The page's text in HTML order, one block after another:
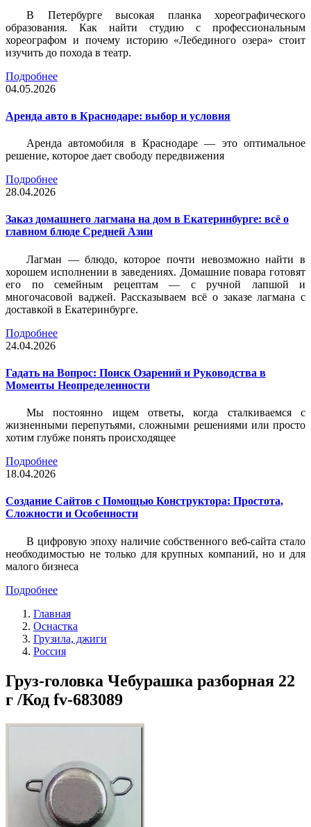
В Петербурге высокая планка хореографического
образования. Как найти студию с профессиональным
хореографом и почему историю «Лебединого озера» стоит
изучить до похода в театр.
Подробнее
04.05.2026
Аренда авто в Краснодаре: выбор и условия
Аренда автомобиля в Краснодаре — это оптимальное
решение, которое дает свободу передвижения
Подробнее
28.04.2026
Заказ домашнего лагмана на дом в Екатеринбурге: всё о
главном блюде Средней Азии
Лагман — блюдо, которое почти невозможно найти в
хорошем исполнении в заведениях. Домашние повара готовят
его по семейным рецептам — с ручной лапшой и
многочасовой ваджей. Рассказываем всё о заказе лагмана с
доставкой в Екатеринбурге.
Подробнее
24.04.2026
Гадать на Вопрос: Поиск Озарений и Руководства в
Моменты Неопределенности
Мы постоянно ищем ответы, когда сталкиваемся с
жизненными перепутьями, сложными решениями или просто
хотим глубже понять происходящее
Подробнее
18.04.2026
Создание Сайтов с Помощью Конструктора: Простота,
Сложности и Особенности
В цифровую эпоху наличие собственного веб-сайта стало
необходимостью не только для крупных компаний, но и для
малого бизнеса
Подробнее
Главная
Оснастка
Грузила, джиги
Россия
Груз-головка Чебурашка разборная 22
г /Код fv-683089